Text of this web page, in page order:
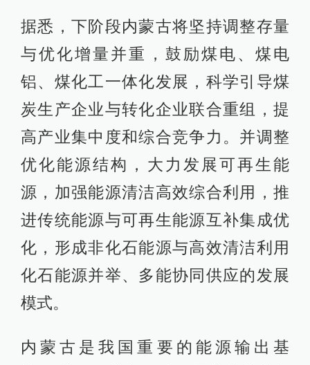
据悉，下阶段内蒙古将坚持调整存量
与优化增量并重，鼓励煤电、煤电
铝、煤化工一体化发展，科学引导煤
炭生产企业与转化企业联合重组，提
高产业集中度和综合竞争力。并调整
优化能源结构，大力发展可再生能
源，加强能源清洁高效综合利用，推
进传统能源与可再生能源互补集成优
化，形成非化石能源与高效清洁利用
化石能源并举、多能协同供应的发展
模式。
内蒙古是我国重要的能源输出基